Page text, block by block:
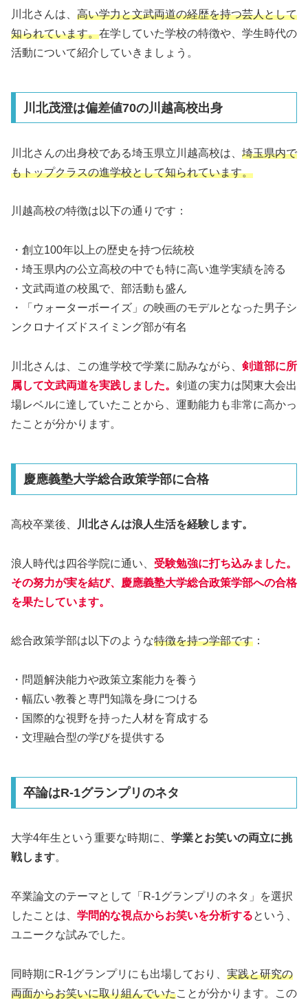
川北さんは、 高い学力と文武両道の経歴を持つ芸人として
知られています。在学していた学校の特徴や、学生時代の
活動について紹介していきましょう。
川北茂澄は偏差値70の川越高校出身
川北さんの出身校である埼玉県立川越高校は、 埼玉県内で
もトップクラスの進学校として知られています。
川越高校の特徴は以下の通りです：
・創立100年以上の歴史を持つ伝統校
・埼玉県内の公立高校の中でも特に高い進学実績を誇る
・文武両道の校風で、部活動も盛ん
・「ウォーターボーイズ」の映画のモデルとなった男子シ
ンクロナイズドスイミング部が有名
川北さんは、この進学校で学業に励みながら、 剣道部に所
属して文武両道を実践しました。 剣道の実力は関東大会出
場レベルに達していたことから、運動能力も非常に高かっ
たことが分かります。
慶應義塾大学総合政策学部に合格
高校卒業後、 川北さんは浪人生活を経験します。
浪人時代は四谷学院に通い、 受験勉強に打ち込みました。
その努力が実を結び、慶應義塾大学総合政策学部への合格
を果たしています。
総合政策学部は以下のような特徴を持つ学部です ：
・問題解決能力や政策立案能力を養う
・幅広い教養と専門知識を身につける
・国際的な視野を持った人材を育成する
・文理融合型の学びを提供する
卒論はR-1グランプリのネタ
大学4年生という重要な時期に、 学業とお笑いの両立に挑
戦します。
卒業論文のテーマとして「R-1グランプリのネタ」を選択
したことは、 学問的な視点からお笑いを分析するという、
ユニークな試みでした。
同時期にR-1グランプリにも出場しており、 実践と研究の
両面からお笑いに取り組んでいたことが分かります。この